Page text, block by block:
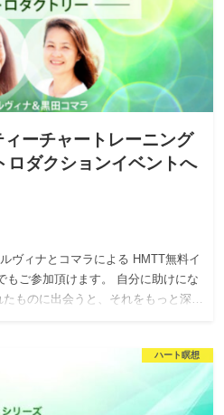
ィーチャートレーニング
ロダクションイベントへ
ヴィナとコマラによる HMTT無料イ
もご参加頂けます。 自分に助けにな
ものに出会うと、それをもっと深…
ハート瞑想